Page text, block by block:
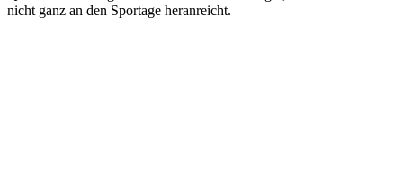
nicht ganz an den Sportage heranreicht.